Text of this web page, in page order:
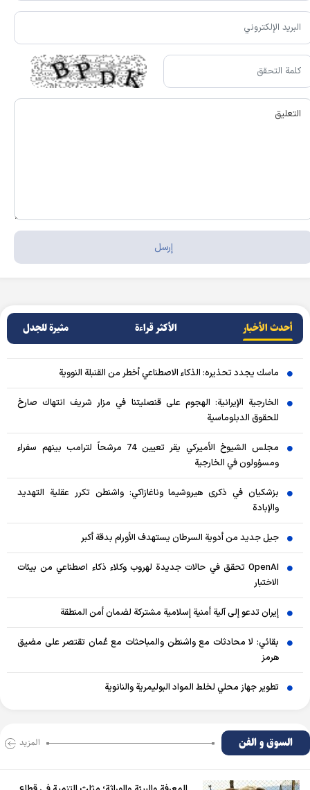
أحدث الأخبار الأکثر قراءة مثيرة للجدل
ماسك يجدد تحذيره: الذكاء الاصطناعي أخطر من القنبلة النووية
الخارجية الإيرانية: الهجوم على قنصليتنا في مزار شريف انتهاك صارخ
للحقوق الدبلوماسية
مجلس الشيوخ الأميركي يقر تعيين 74 مرشحاً لترامب بينهم سفراء
ومسؤولون في الخارجية
بزشكيان في ذكرى هيروشيما وناغازاكي: واشنطن تكرر عقلية التهديد
والإبادة
جيل جديد من أدوية السرطان يستهدف الأورام بدقة أكبر
OpenAI تحقق في حالات جديدة لهروب وكلاء ذكاء اصطناعي من بيئات
الاختبار
إيران تدعو إلى آلية أمنية إسلامية مشتركة لضمان أمن المنطقة
بقائي: لا محادثات مع واشنطن والمباحثات مع عُمان تقتصر على مضيق
هرمز
تطوير جهاز محلي لخلط المواد البوليمرية والنانوية
السوق و الفن المزید